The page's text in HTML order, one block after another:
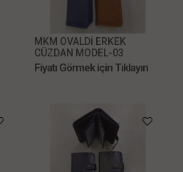
MKM OVALDİ ERKEK
CÜZDAN MODEL-03
Fiyatı Görmek için Tıklayın